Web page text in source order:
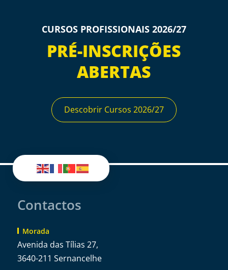
CURSOS PROFISSIONAIS 2026/27
PRÉ-INSCRIÇÕES
ABERTAS
Descobrir Cursos 2026/27
Contactos
Morada
Avenida das Tílias 27,
3640-211 Sernancelhe